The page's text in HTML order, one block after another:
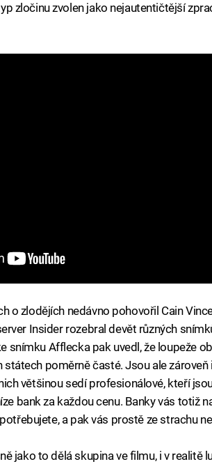
zločinu zvolen jako nejautentičtější
o zlodějích nedávno pohovořil Cain
Insider rozebral devět různých
snímku Afflecka pak uvedl, že loupeže
státech poměrně časté. Jsou ale zároveň
většinou sedí profesionálové, kteří
bank za každou cenu. Banky vás totiž
a pak vás prostě ze strachu
jako to dělá skupina ve filmu, i v realitě